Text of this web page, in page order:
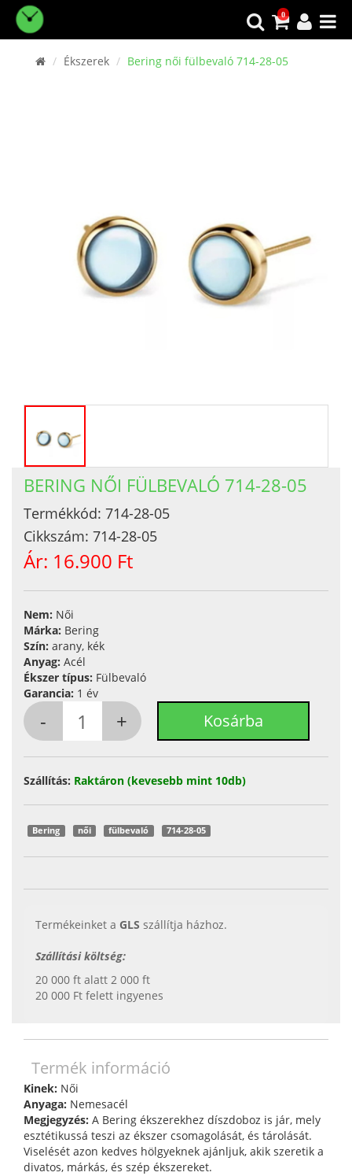
0
Ékszerek Bering női fülbevaló 714-28-05
BERING NŐI FÜLBEVALÓ 714-28-05
Termékkód: 714-28-05
Cikkszám: 714-28-05
Ár: 16.900 Ft
Nem: Női
Márka: Bering
Szín: arany, kék
Anyag: Acél
Ékszer típus: Fülbevaló
Garancia: 1 év
Szállítás: Raktáron (kevesebb mint 10db)
Bering női fülbevaló 714-28-05
Termékeinket a GLS szállítja házhoz.
Szállítási költség:
20 000 ft alatt 2 000 ft
20 000 Ft felett ingyenes
Termék információ
Kinek: Női
Anyaga: Nemesacél
Megjegyzés: A Bering ékszerekhez díszdoboz is jár, mely
esztétikussá teszi az ékszer csomagolását, és tárolását.
Viselését azon kedves hölgyeknek ajánljuk, akik szeretik a
divatos, márkás, és szép ékszereket.